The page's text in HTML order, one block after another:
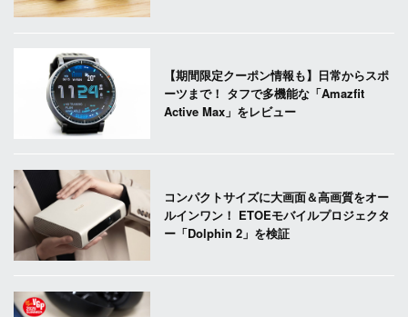
【期間限定クーポン情報も】日常からスポ
ーツまで！ タフで多機能な「Amazfit
Active Max」をレビュー
コンパクトサイズに大画面＆高画質をオー
ルインワン！ ETOEモバイルプロジェクタ
ー「Dolphin 2」を検証